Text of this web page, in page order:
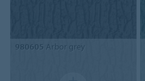
980605 Arbor grey